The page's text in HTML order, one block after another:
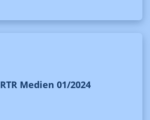
Medien 01/2024